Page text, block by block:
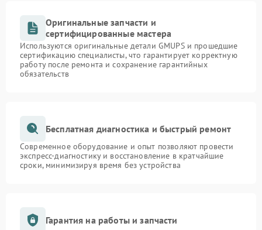
Оригинальные запчасти и
сертифицированные мастера
Используются оригинальные детали GMUPS и прошедшие
сертификацию специалисты, что гарантирует корректную
работу после ремонта и сохранение гарантийных
обязательств
Бесплатная диагностика и быстрый ремонт
Современное оборудование и опыт позволяют провести
экспресс-диагностику и восстановление в кратчайшие
сроки, минимизируя время без устройства
Гарантия на работы и запчасти